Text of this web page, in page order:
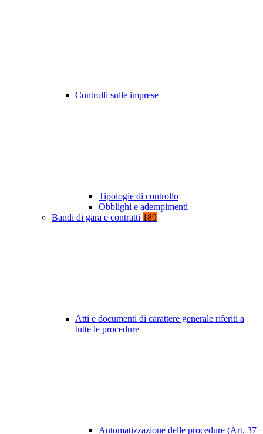
Controlli sulle imprese
Tipologie di controllo
Obblighi e adempimenti
Bandi di gara e contratti 189
Atti e documenti di carattere generale riferiti a
tutte le procedure
Automatizzazione delle procedure (Art. 37